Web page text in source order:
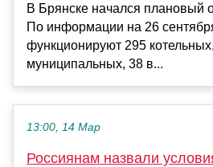
В Брянске начался плановый
По информации на 26
функционируют 295
муниципальных, 38 в...
13:00, 14 Мар
Россиянам назвали